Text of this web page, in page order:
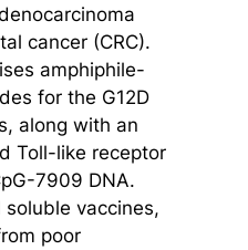
cancer (CRC).
amphiphile-
for the G12D
along with an
Toll-like receptor
7909 DNA.
vaccines,
poor